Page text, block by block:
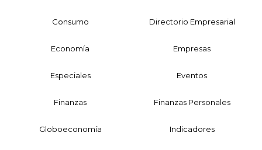
Consumo Directorio Empresarial
Economía Empresas
Especiales Eventos
Finanzas Finanzas Personales
Globoeconomía Indicadores